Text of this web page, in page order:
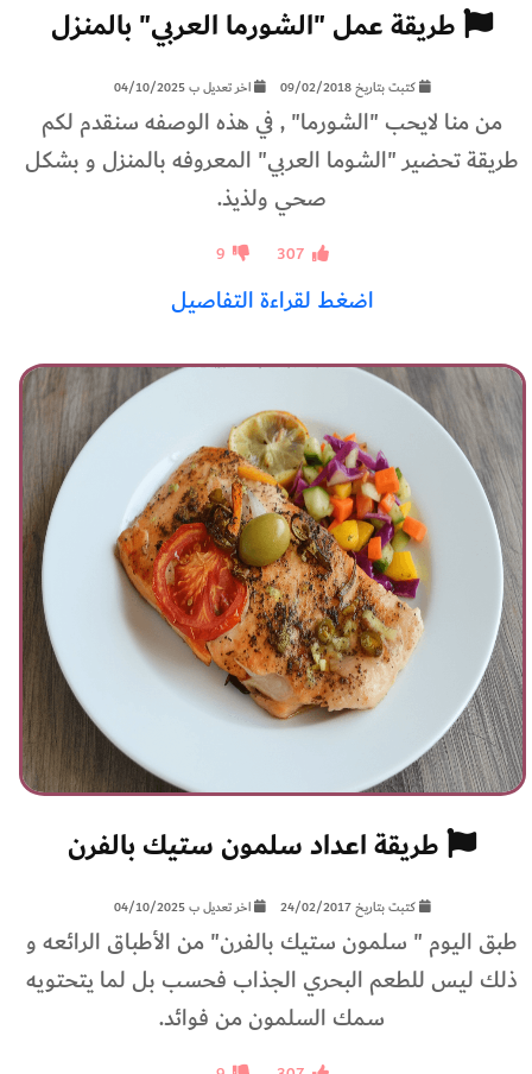
طريقة عمل "الشورما العربي" بالمنزل
كتبت بتاريخ 09/02/2018 اخر تعديل ب 04/10/2025
من منا لايحب "الشورما" , في هذه الوصفه سنقدم لكم
طريقة تحضير "الشوما العربي" المعروفه بالمنزل و بشكل
صحي ولذيذ.
307
9
اضغط لقراءة التفاصيل
طريقة اعداد سلمون ستيك بالفرن
كتبت بتاريخ 24/02/2017 اخر تعديل ب 04/10/2025
طبق اليوم " سلمون ستيك بالفرن" من الأطباق الرائعه و
ذلك ليس للطعم البحري الجذاب فحسب بل لما يتحتويه
سمك السلمون من فوائد.